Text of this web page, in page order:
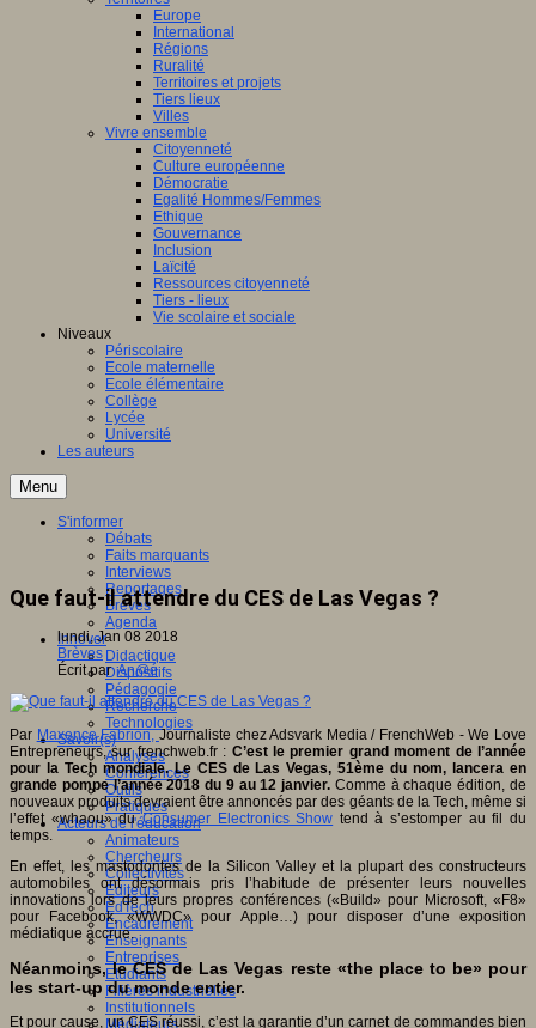
Europe
International
Régions
Ruralité
Territoires et projets
Tiers lieux
Villes
Vivre ensemble
Citoyenneté
Culture européenne
Démocratie
Egalité Hommes/Femmes
Ethique
Gouvernance
Inclusion
Laïcité
Ressources citoyenneté
Tiers - lieux
Vie scolaire et sociale
Niveaux
Périscolaire
Ecole maternelle
Ecole élémentaire
Collège
Lycée
Université
Les auteurs
Menu
S'informer
Débats
Faits marquants
Interviews
Reportages
Brèves
Agenda
Innover
Didactique
Dispositifs
Pédagogie
Recherche
Technologies
Savoir(s)
Analyses
Conférences
Outils
Pratiques
Acteurs de l'éducation
Animateurs
Chercheurs
Collectivités
Editeurs
EdTech
Encadrement
Enseignants
Entreprises
Etudiants
Filières industrielles
Institutionnels
Médiateurs
Que faut-il attendre du CES de Las Vegas ?
lundi, Jan 08 2018
Brèves
Écrit parAn@é
Par Maxence Fabrion,Journaliste chez Adsvark Media / FrenchWeb - We Love
Entrepreneurs, sur frenchweb.fr : C’est le premier grand moment de l’année
pour la Tech mondiale. Le CES de Las Vegas, 51ème du nom, lancera en
grande pompe l’année 2018 du 9 au 12 janvier. Comme à chaque édition, de
nouveaux produits devraient être annoncés par des géants de la Tech, même si
l’effet «whaou» duConsumer Electronics Show tend à s’estomper au fil du
temps.
En effet, les mastodontes de la Silicon Valley et la plupart des constructeurs
automobiles ont désormais pris l’habitude de présenter leurs nouvelles
innovations lors de leurs propres conférences («Build» pour Microsoft, «F8»
pour Facebook, «WWDC» pour Apple…) pour disposer d’une exposition
médiatique accrue.
Néanmoins, le CES de Las Vegas reste «the place to be» pour
les start-up du monde entier.
Et pour cause, un CES réussi, c’est la garantie d’un carnet de commandes bien